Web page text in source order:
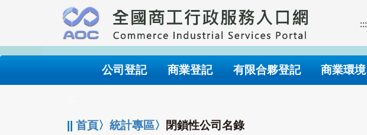
要
內
:::
公司登記 商業登記 有限合夥登記 商業環境
||首頁〉統計專區〉 閉鎖性公司名錄